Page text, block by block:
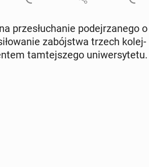
prze­słu­cha­nie po­dej­rza­ne­go o
za­bój­stwa trzech ko­lej­
tam­tej­sze­go uni­wer­sy­te­tu.